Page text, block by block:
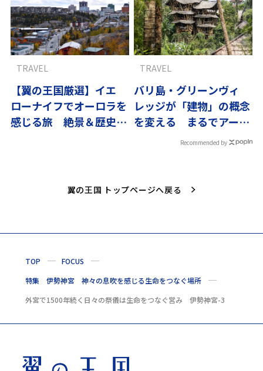
【翼の王国厳選】イエ
ローナイフでオーロラを
感じる旅 絶景＆歴史ス
TRAVEL
バリ島・グリーンヴィ
レッジが「建物」の概念
を変える まるでアート
TRAVEL
Recommended by
翼の王国 トップページへ戻る
TOP
FOCUS
特集 伊勢神宮 神々の息吹を感じる生命をつなぐ場所
外宮で1500年続く日々の祭儀は生命をつなぐ営み 伊勢神宮-3